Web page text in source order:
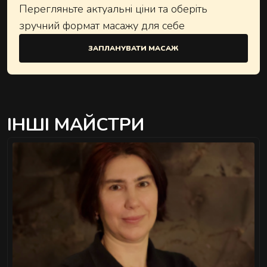
Перегляньте актуальні ціни та оберіть
зручний формат масажу для себе
ЗАПЛАНУВАТИ МАСАЖ
ІНШІ МАЙСТРИ